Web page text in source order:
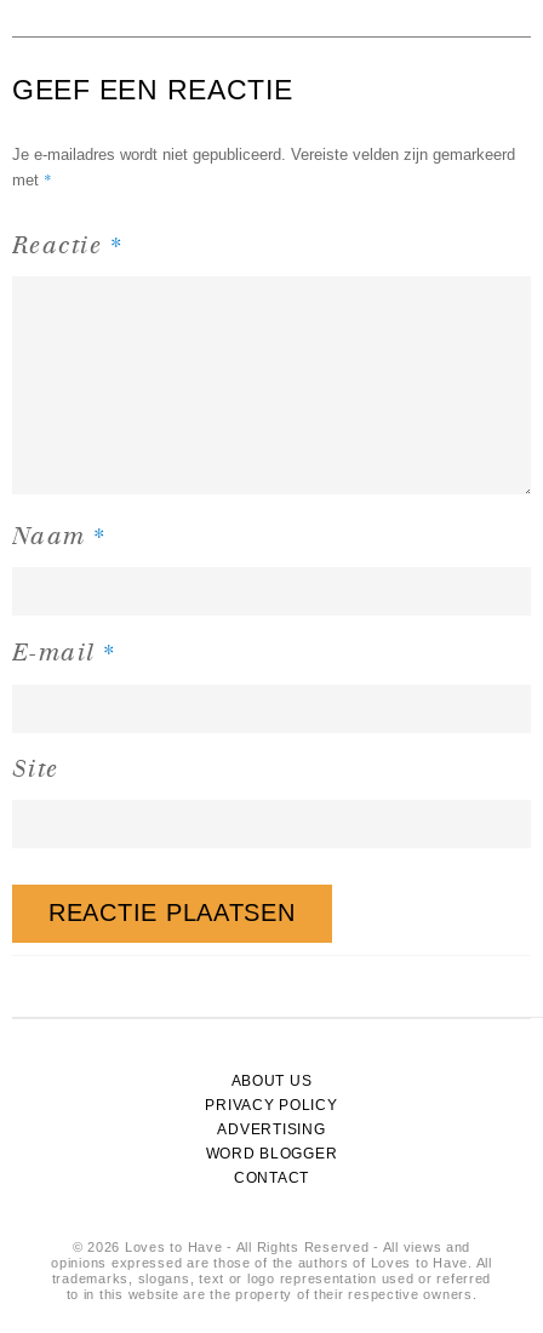
GEEF EEN REACTIE
Je e-mailadres wordt niet gepubliceerd. Vereiste velden zijn gemarkeerd
met *
Reactie *
Naam *
E-mail *
Site
ABOUT US
PRIVACY POLICY
ADVERTISING
WORD BLOGGER
CONTACT
© 2026 Loves to Have - All Rights Reserved - All views and
opinions expressed are those of the authors of Loves to Have. All
trademarks, slogans, text or logo representation used or referred
to in this website are the property of their respective owners.